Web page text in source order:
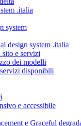
.italia
system
design system .italia
e servizi
dei modelli
disponibili
e accessibile
e Graceful